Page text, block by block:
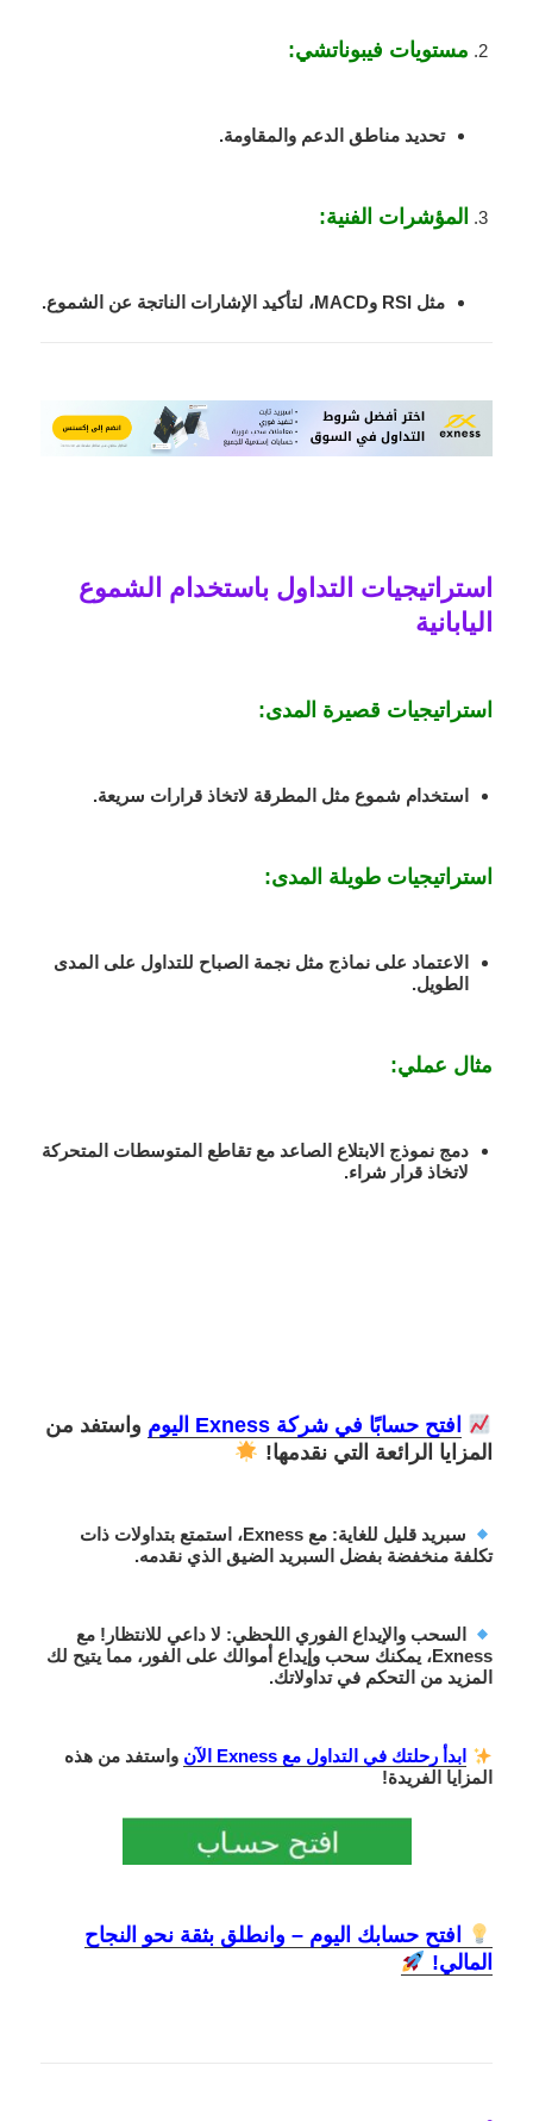
مستويات فيبوناتشي:
تحديد مناطق الدعم والمقاومة.
المؤشرات الفنية:
مثل RSI وMACD، لتأكيد الإشارات الناتجة عن الشموع.
استراتيجيات التداول باستخدام الشموع
اليابانية
استراتيجيات قصيرة المدى:
استخدام شموع مثل المطرقة لاتخاذ قرارات سريعة.
استراتيجيات طويلة المدى:
الاعتماد على نماذج مثل نجمة الصباح للتداول على المدى
الطويل.
مثال عملي:
دمج نموذج الابتلاع الصاعد مع تقاطع المتوسطات المتحركة
لاتخاذ قرار شراء.
افتح حسابًا في شركة Exness اليوم
واستفد من
المزايا الرائعة التي نقدمها!
سبريد قليل للغاية
: مع Exness، استمتع بتداولات ذات
تكلفة منخفضة بفضل السبريد الضيق الذي نقدمه.
السحب والإيداع الفوري اللحظي: لا داعي للانتظار! مع
Exness، يمكنك
سحب وإيداع أموالك على الفور، مما يتيح لك
المزيد من التحكم في تداولاتك.
ابدأ رحلتك في التداول مع Exness الآن
واستفد من هذه
المزايا الفريدة!
افتح حسابك اليوم – وانطلق بثقة نحو النجاح
المالي!